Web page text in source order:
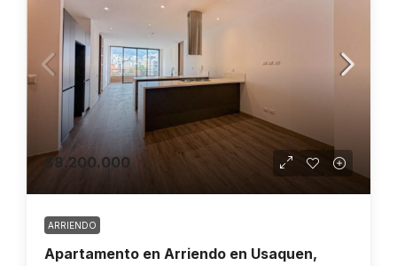
$8.200.000
ARRIENDO
Apartamento en Arriendo en Usaquen,